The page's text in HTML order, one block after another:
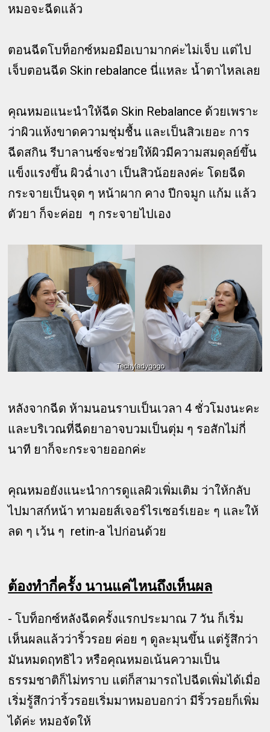
หมอจะฉีดแล้ว
ตอนฉีดโบท็อกซ์หมอมือเบามากค่ะไม่เจ็บ แต่ไป
เจ็บตอนฉีด Skin rebalance นี่แหละ น้ำตาไหลเลย
คุณหมอแนะนำให้ฉีด Skin Rebalance ด้วยเพราะ
ว่าผิวแห้งขาดความชุ่มชื้น และเป็นสิวเยอะ การ
ฉีดสกิน รีบาลานซ์จะช่วยให้ผิวมีความสมดุลย์ขึ้น
แข็งแรงขึ้น ผิวฉ่ำเงา เป็นสิวน้อยลงค่ะ โดยฉีด
กระจายเป็นจุด ๆ หน้าผาก คาง ปีกจมูก แก้ม แล้ว
ตัวยา ก็จะค่อย ๆ กระจายไปเอง
หลังจากฉีด ห้ามนอนราบเป็นเวลา 4 ชั่วโมงนะคะ
และบริเวณที่ฉีดยาอาจบวมเป็นตุ่ม ๆ รอสักไม่กี่
นาที ยาก็จะกระจายออกค่ะ
คุณหมอยังแนะนำการดูแลผิวเพิ่มเติม ว่าให้กลับ
ไปมาสก์หน้า ทามอยส์เจอร์ไรเซอร์เยอะ ๆ และให้
ลด ๆ เว้น ๆ retin-a ไปก่อนด้วย
ต้องทำกี่ครั้ง นานแค่ไหนถึงเห็นผล
- โบท็อกซ์หลังฉีดครั้งแรกประมาณ 7 วัน ก็เริ่ม
เห็นผลแล้วว่าริ้วรอย ค่อย ๆ ดูละมุนขึ้น แต่รู้สึกว่า
มันหมดฤทธิไว หรือคุณหมอเน้นความเป็น
ธรรมชาติก็ไม่ทราบ แต่ก็สามารถไปฉีดเพิ่มได้เมื่อ
เริ่มรู้สึกว่าริ้วรอยเริ่มมาหมอบอกว่า มีริ้วรอยก็เพิ่ม
ได้ค่ะ หมอจัดให้